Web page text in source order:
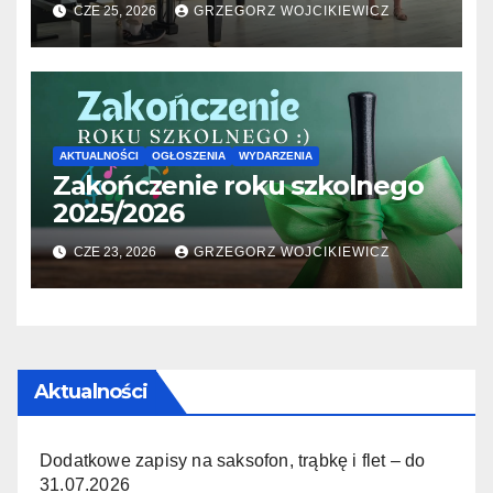
CZE 25, 2026 GRZEGORZ WOJCIKIEWICZ
AKTUALNOŚCI OGŁOSZENIA WYDARZENIA
Zakończenie roku szkolnego
2025/2026
CZE 23, 2026 GRZEGORZ WOJCIKIEWICZ
Aktualności
Dodatkowe zapisy na saksofon, trąbkę i flet – do
31.07.2026